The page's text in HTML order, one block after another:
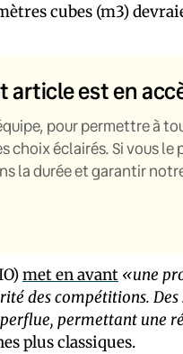
cubes (m3)
article est en
pour permettre à
choix éclairés. Si vous
la durée et garantir
met en avant «une
des compétitions.
permettant une
plus classiques.